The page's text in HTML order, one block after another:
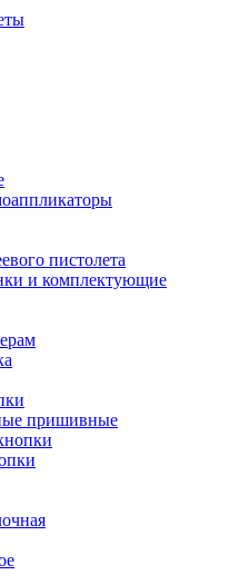
пистолета
и комплектующие
пришивные